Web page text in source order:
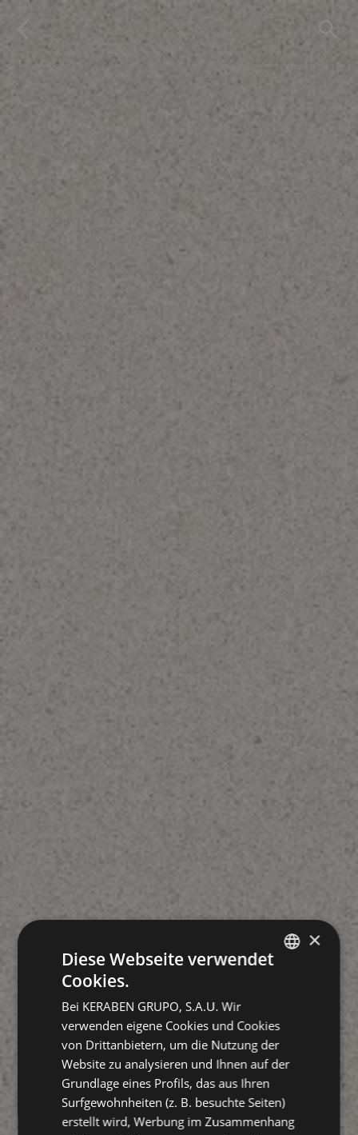
FRENCH
×
Diese Webseite verwendet
Cookies.
Bei KERABEN GRUPO, S.A.U. Wir
verwenden eigene Cookies und Cookies
von Drittanbietern, um die Nutzung der
Website zu analysieren und Ihnen auf der
Grundlage eines Profils, das aus Ihren
Surfgewohnheiten (z. B. besuchte Seiten)
erstellt wird, Werbung im Zusammenhang